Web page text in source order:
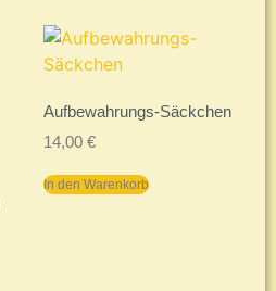
Aufbewahrungs-Säckchen
14,00 €
In den Warenkorb